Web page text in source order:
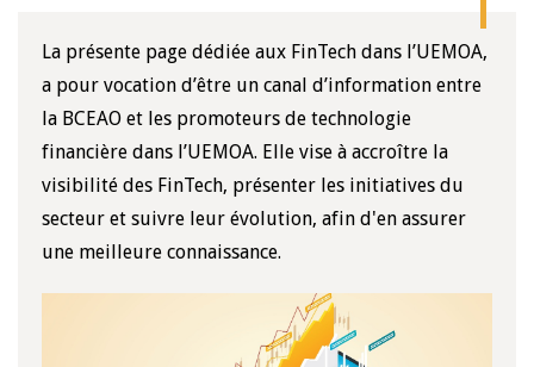
La présente page dédiée aux FinTech dans l’UEMOA,
a pour vocation d’être un canal d’information entre
la BCEAO et les promoteurs de technologie
financière dans l’UEMOA. Elle vise à accroître la
visibilité des FinTech, présenter les initiatives du
secteur et suivre leur évolution, afin d'en assurer
une meilleure connaissance.